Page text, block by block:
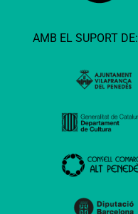
AMB EL SUPORT DE: